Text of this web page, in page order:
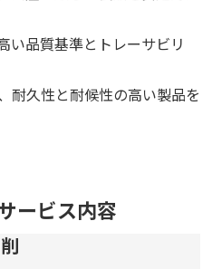
い品質基準とトレーサビリ
耐久性と耐候性の高い製品を
ービス内容